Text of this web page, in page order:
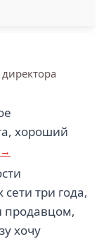
хороший
три года,
продавцом,
хочу